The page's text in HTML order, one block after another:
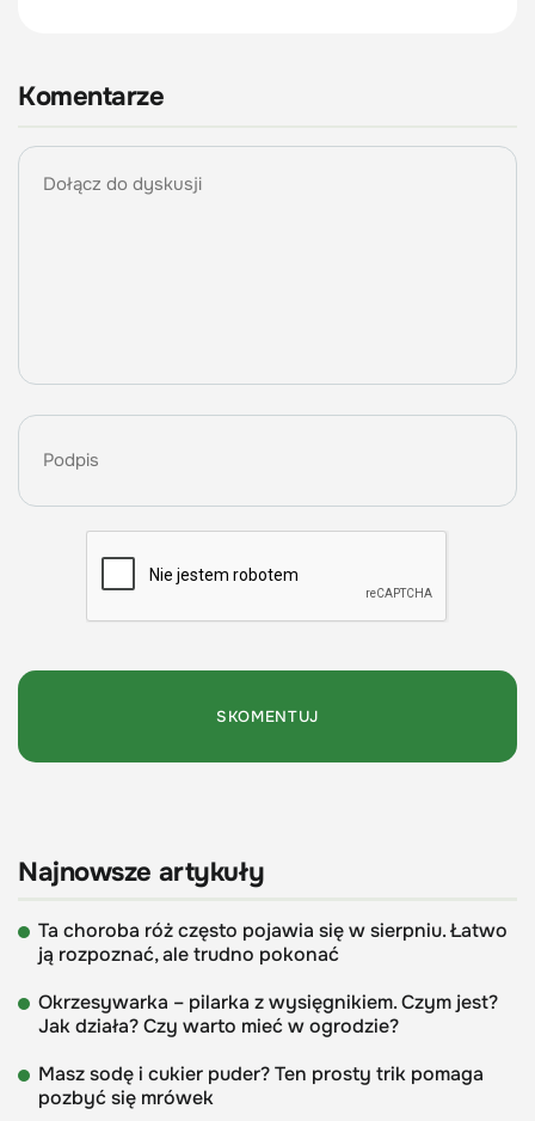
Komentarze
Najnowsze artykuły
Ta choroba róż często pojawia się w sierpniu. Łatwo
ją rozpoznać, ale trudno pokonać
Okrzesywarka – pilarka z wysięgnikiem. Czym jest?
Jak działa? Czy warto mieć w ogrodzie?
Masz sodę i cukier puder? Ten prosty trik pomaga
pozbyć się mrówek